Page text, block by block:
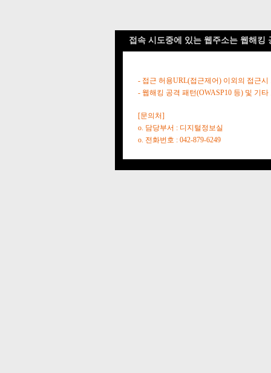
접속 시도중에 있는 웹주소는 웹해킹
- 접근 허용URL(접근제어) 이외의 접근시
- 웹해킹 공격 패턴(OWASP10 등) 및 기
[문의처]
o. 담당부서 : 디지털정보실
o. 전화번호 : 042-879-6249